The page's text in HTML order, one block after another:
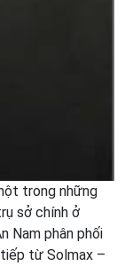
trong những
sở chính ở
Nam phân phối
từ Solmax –